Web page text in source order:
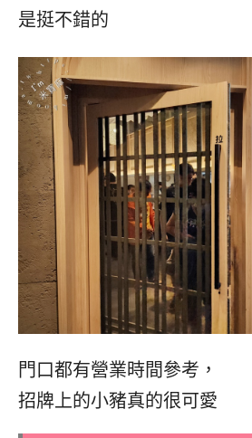
是挺不錯的
門口都有營業時間參考，
招牌上的小豬真的很可愛